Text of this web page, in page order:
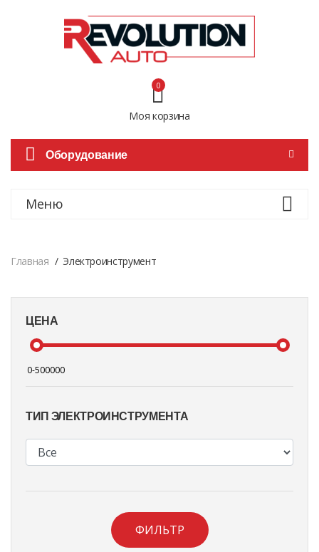
Моя корзина
0
Оборудование
Меню
Главная Электроинструмент
ЦЕНА
ТИП ЭЛЕКТРОИНСТРУМЕНТА
ФИЛЬТР